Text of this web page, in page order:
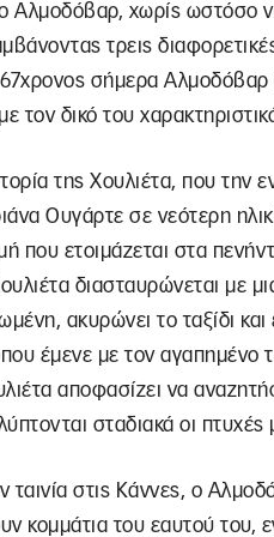
Αλμοδόβαρ, χωρίς ωστόσο
τρεις
67χρονος σήμερα
τον δικό του
της Χουλιέτα, που
Ουγάρτε σε νεότερη
που ετοιμάζεται στα
διασταυρώνεται με
ακυρώνει το ταξίδι
έμενε με τον αγαπημένο
αποφασίζει να
σταδιακά οι πτυχές
ταινία στις Κάννες, ο
κομμάτια του εαυτού του,